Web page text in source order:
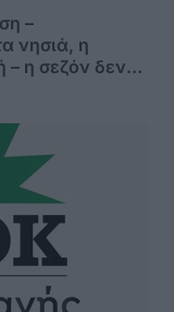
–
νησιά, η
– η σεζόν δεν